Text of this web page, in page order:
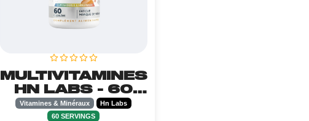
MULTIVITAMINES
HN LABS - 60
CAPSULES
Vitamines & Minéraux
Hn Labs
60 SERVINGS